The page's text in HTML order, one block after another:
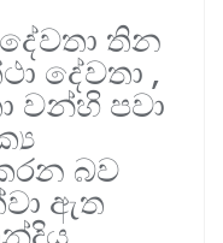
තින
දේවතා ,
වන්හි පවා
බව
ඇත